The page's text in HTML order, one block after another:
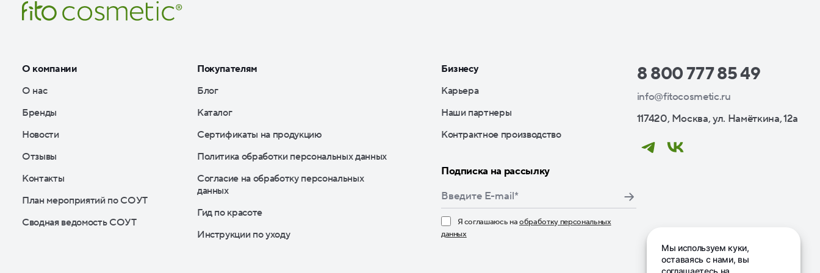
О компании
О нас
Бренды
Новости
Отзывы
Контакты
План мероприятий по СОУТ
Сводная ведомость СОУТ
Покупателям
Блог
Каталог
Сертификаты на продукцию
Политика обработки персональных данных
Согласие на обработку персональных
данных
Гид по красоте
Инструкции по уходу
Бизнесу
Карьера
Наши партнеры
Контрактное производство
Подписка на рассылку
Я соглашаюсь наобработку персональных
данных
Нажимая кнопку «Подписаться», я даю свое согласие на обработку моих
8 800 777 85 49
info@fitocosmetic.ru
117420, Москва, ул. Намёткина, 12а
Мы используем куки,
оставаясь с нами, вы
соглашаетесь на